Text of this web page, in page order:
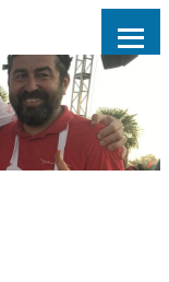
IZGARA,